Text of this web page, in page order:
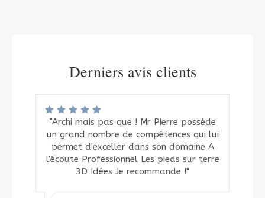
Derniers avis clients
"Archi mais pas que ! Mr Pierre possède
un grand nombre de compétences qui lui
permet d'exceller dans son domaine A
l'écoute Professionnel Les pieds sur terre
3D Idées Je recommande !"